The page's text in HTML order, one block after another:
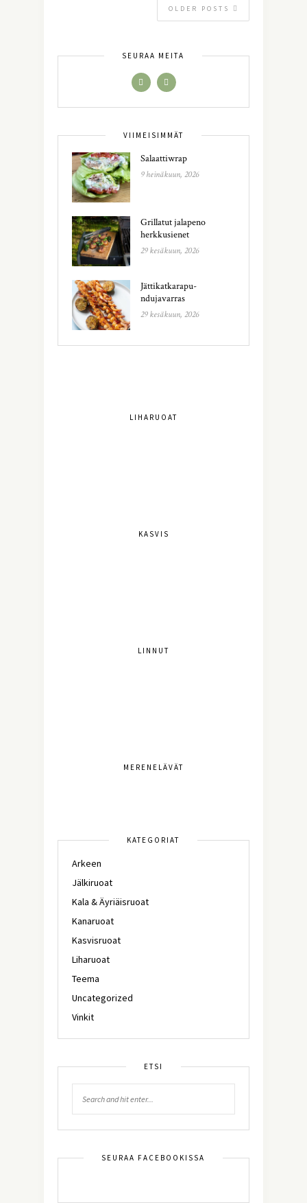
OLDER POSTS
SEURAA MEITÄ
VIIMEISIMMÄT
Salaattiwrap
9 heinäkuun, 2026
Grillatut jalapeno
herkkusienet
29 kesäkuun, 2026
Jättikatkarapu-
ndujavarras
29 kesäkuun, 2026
LIHARUOAT
KASVIS
LINNUT
MERENELÄVÄT
KATEGORIAT
Arkeen
Jälkiruoat
Kala & Äyriäisruoat
Kanaruoat
Kasvisruoat
Liharuoat
Teema
Uncategorized
Vinkit
ETSI
SEURAA FACEBOOKISSA